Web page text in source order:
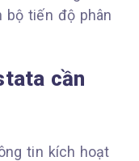
bộ tiến độ phân
cần
tin kích hoạt